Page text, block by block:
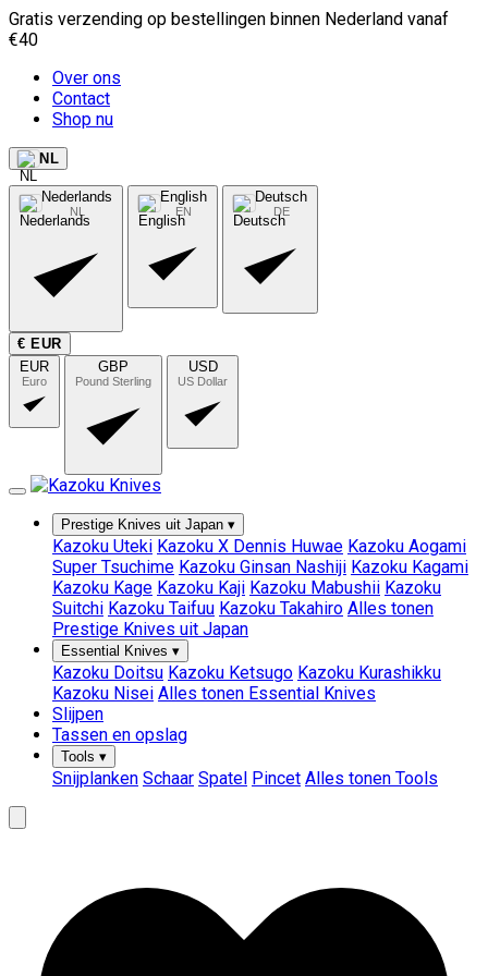
Gratis verzending op bestellingen binnen Nederland vanaf
€40
Over ons
Contact
Shop nu
NL
Nederlands
NL
English
EN
Deutsch
DE
€ EUR
EUR
Euro
GBP
Pound Sterling
USD
US Dollar
Prestige Knives uit Japan ▾
Kazoku Uteki Kazoku X Dennis Huwae Kazoku Aogami
Super Tsuchime Kazoku Ginsan Nashiji Kazoku Kagami
Kazoku Kage Kazoku Kaji Kazoku Mabushii Kazoku
Suitchi Kazoku Taifuu Kazoku Takahiro Alles tonen
Prestige Knives uit Japan
Essential Knives ▾
Kazoku Doitsu Kazoku Ketsugo Kazoku Kurashikku
Kazoku Nisei Alles tonen Essential Knives
Slijpen
Tassen en opslag
Tools ▾
Snijplanken Schaar Spatel Pincet Alles tonen Tools